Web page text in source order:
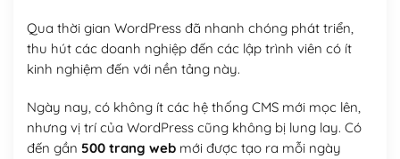
Qua thời gian WordPress đã nhanh chóng phát triển,
thu hút các doanh nghiệp đến các lập trình viên có ít
kinh nghiệm đến với nền tảng này.
Ngày nay, có không ít các hệ thống CMS mới mọc lên,
nhưng vị trí của WordPress cũng không bị lung lay. Có
đến gần 500 trang webmới được tạo ra mỗi ngày